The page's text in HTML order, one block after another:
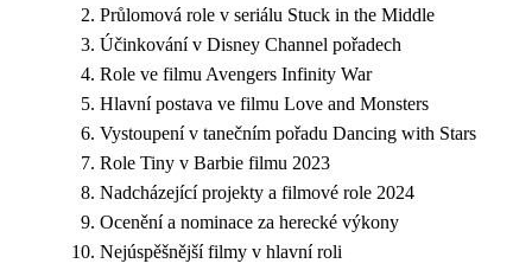
Průlomová role v seriálu Stuck in the Middle
Účinkování v Disney Channel pořadech
Role ve filmu Avengers Infinity War
Hlavní postava ve filmu Love and Monsters
Vystoupení v tanečním pořadu Dancing with Stars
Role Tiny v Barbie filmu 2023
Nadcházející projekty a filmové role 2024
Ocenění a nominace za herecké výkony
Nejúspěšnější filmy v hlavní roli